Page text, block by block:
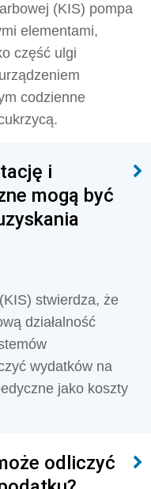
(KIS) pompa
elementami,
część ulgi
codzienne
i
mogą być
stwierdza, że
działalność
wydatków na
jako koszty
odliczyć